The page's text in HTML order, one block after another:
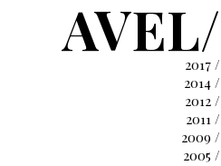
AVEL/
2017 /
2014 /
2012 /
2011 /
2009 /
2005 /